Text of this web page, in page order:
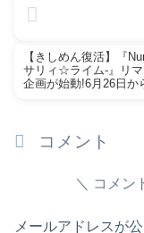
【きしめん復活】『
サリィ☆ライム-』リ
企画が始動!6月26日か
コメント
コメン
メールアドレスが